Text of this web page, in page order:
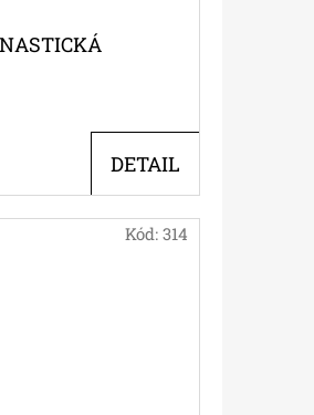
DETAIL
Kód: 314